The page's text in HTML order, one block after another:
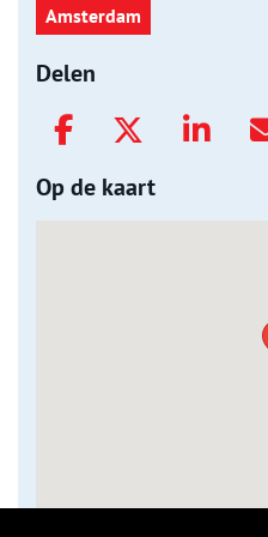
Amsterdam
Delen
Op de kaart